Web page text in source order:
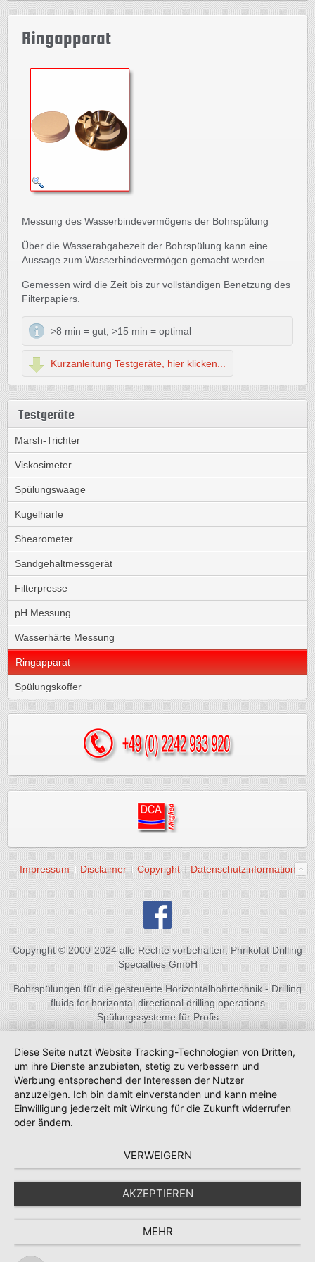
Ringapparat
Messung des Wasserbindevermögens der Bohrspülung
Über die Wasserabgabezeit der Bohrspülung kann eine
Aussage zum Wasserbindevermögen gemacht werden.
Gemessen wird die Zeit bis zur vollständigen Benetzung des
Filterpapiers.
>8 min = gut, >15 min = optimal
Kurzanleitung Testgeräte, hier klicken...
Testgeräte
Marsh-Trichter
Viskosimeter
Spülungswaage
Kugelharfe
Shearometer
Sandgehaltmessgerät
Filterpresse
pH Messung
Wasserhärte Messung
Ringapparat
Spülungskoffer
Impressum Disclaimer Copyright Datenschutzinformation
Copyright © 2000-2024 alle Rechte vorbehalten, Phrikolat Drilling
Specialties GmbH
Bohrspülungen für die gesteuerte Horizontalbohrtechnik - Drilling
fluids for horizontal directional drilling operations
Spülungssysteme für Profis
Diese Seite nutzt Website Tracking-Technologien von Dritten,
um ihre Dienste anzubieten, stetig zu verbessern und
Werbung entsprechend der Interessen der Nutzer
anzuzeigen. Ich bin damit einverstanden und kann meine
Einwilligung jederzeit mit Wirkung für die Zukunft widerrufen
oder ändern.
VERWEIGERN
AKZEPTIEREN
MEHR